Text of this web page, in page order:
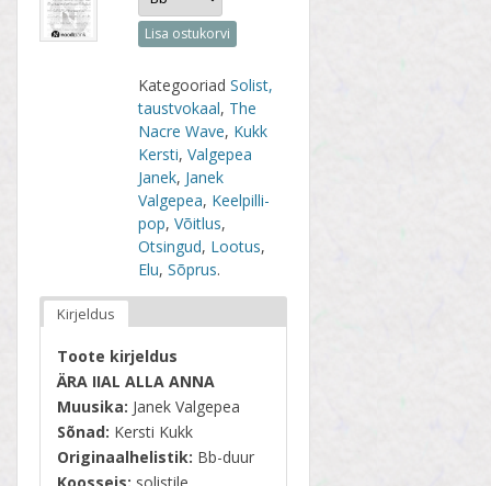
Lisa ostukorvi
KategooriadSolist,
taustvokaal, The
Nacre Wave, Kukk
Kersti,Valgepea
Janek, Janek
Valgepea, Keelpilli-
pop,Võitlus,
Otsingud, Lootus,
Elu,Sõprus.
Kirjeldus
Toote kirjeldus
ÄRA IIAL ALLA ANNA
Muusika: Janek Valgepea
Sõnad: Kersti Kukk
Originaalhelistik: Bb-duur